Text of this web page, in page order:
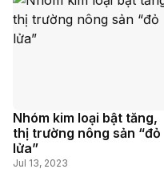
Nhóm kim loại bật tăng,
thị trường nông sản “đỏ
lửa”
Jul 13, 2023